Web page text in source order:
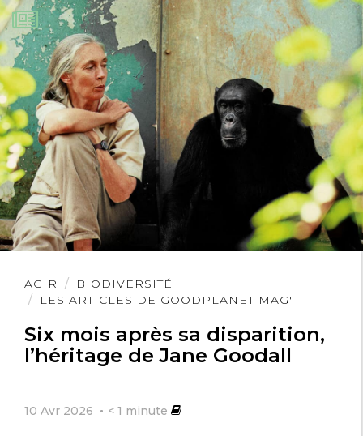
AGIR
BIODIVERSITÉ
LES ARTICLES DE GOODPLANET MAG'
Six mois après sa disparition,
l’héritage de Jane Goodall
10 Avr 2026 < 1 minute
Lire
l'article